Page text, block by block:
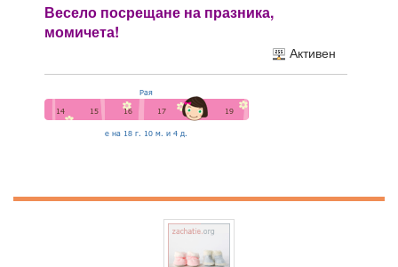
Весело посрещане на празника,
момичета!
Активен